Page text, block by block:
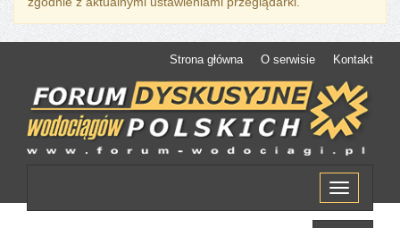
Strona główna O serwisie Kontakt
Menu